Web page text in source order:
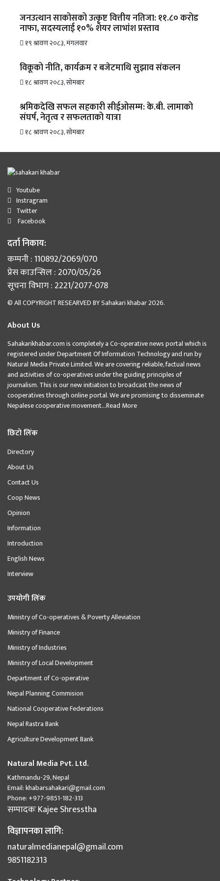
जनउत्थान साकोसको उत्कृष्ट वित्तीय नतिजा: ११.८० करोड
नाफा, सदस्यलाई १०% शेयर लाभांश प्रस्ताव
१९ श्रावण २०८३, मंगलवार
विकूको नीति, कार्यक्रम र बजेटमाथि सुझाव संकलन
१८ श्रावण २०८३, सोमबार
श्रमिकदेखि सफल सहकारी सीईओसम्म: के.बी. लामाको
संघर्ष, नेतृत्व र सफलताको यात्रा
१८ श्रावण २०८३, सोमबार
Facebook
Twitter
Instragram
Youtube
दर्ता निकाय:
कम्पनी : 110892/2069/070
प्रेस काउन्सिल : 2070/05/26
सूचना विभाग : 2221/2077-078
© All COPYRIGHT RESEARVED BYSahakari khabar2026.
About Us
Sahakarikhabar.com is completely a Co-operative news portal which is
registered under Department Of Information Technology and run by
Natural Media Private Limited. We are covering reliable, factual news
and activities of co-operatives under the guiding principles of
journalism. This is our new initiation to broadcast the news of
cooperatives through online portal. We are promising to disseminate
Nepalese cooperative movement...Read More
छिटो लिंक
Directory
About Us
Contact Us
Coop News
Opinion
Information
Introduction
English News
Interview
उपयोगी लिंक
Ministry of Co-operatives & Poverty Alleviation
Ministry of Finance
Ministry of Industries
Ministry of Local Development
Department of Co-operative
Nepal Planning Commision
National Cooperative Federations
Nepal Rastra Bank
Agriculture Development Bank
Natural Media Pvt. Ltd.
Kathmandu-29, Nepal
Email:khabarsahakari@gmail.com
Phone:+977-9851-182-313
सम्पादकःKajee Shresstha
विज्ञापनका लागि:
naturalmedianepal@gmail.com
9851182313